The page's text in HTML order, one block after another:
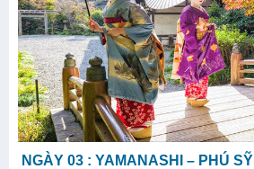
NGÀY 03 : YAMANASHI – PHÚ SỸ